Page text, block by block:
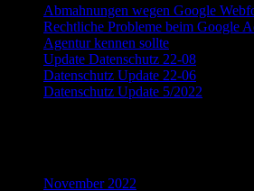
Abmahnungen wegen Google
Rechtliche Probleme beim Google
Agentur kennen sollte
Update Datenschutz 22-08
Datenschutz Update 22-06
Datenschutz Update 5/2022
November 2022